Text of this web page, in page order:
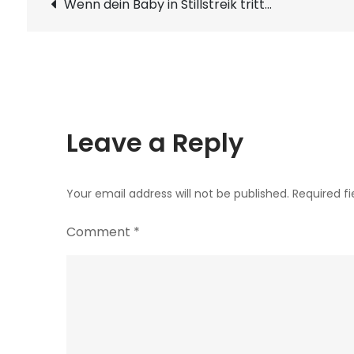
Post
Wenn dein Baby in Stillstreik tritt…
Leave a Reply
Your email address will not be published. Required
Comment *